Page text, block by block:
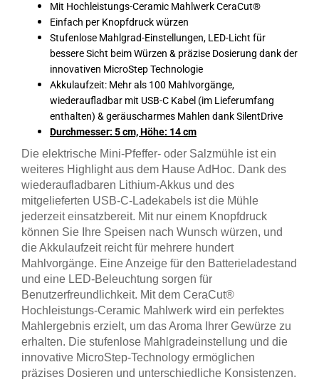
Mit Hochleistungs-Ceramic Mahlwerk CeraCut®
Einfach per Knopfdruck würzen
Stufenlose Mahlgrad-Einstellungen, LED-Licht für
bessere Sicht beim Würzen & präzise Dosierung dank der
innovativen MicroStep Technologie
Akkulaufzeit: Mehr als 100 Mahlvorgänge,
wiederaufladbar mit USB-C Kabel (im Lieferumfang
enthalten) & geräuscharmes Mahlen dank SilentDrive
Durchmesser: 5 cm, Höhe: 14 cm
Die elektrische Mini-Pfeffer- oder Salzmühle ist ein
weiteres Highlight aus dem Hause AdHoc. Dank des
wiederaufladbaren Lithium-Akkus und des
mitgelieferten USB-C-Ladekabels ist die Mühle
jederzeit einsatzbereit. Mit nur einem Knopfdruck
können Sie Ihre Speisen nach Wunsch würzen, und
die Akkulaufzeit reicht für mehrere hundert
Mahlvorgänge. Eine Anzeige für den Batterieladestand
und eine LED-Beleuchtung sorgen für
Benutzerfreundlichkeit. Mit dem CeraCut®
Hochleistungs-Ceramic Mahlwerk wird ein perfektes
Mahlergebnis erzielt, um das Aroma Ihrer Gewürze zu
erhalten. Die stufenlose Mahlgradeinstellung und die
innovative MicroStep-Technology ermöglichen
präzises Dosieren und unterschiedliche Konsistenzen.